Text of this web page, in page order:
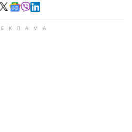
в Telegram
в Facebook
Читайте в X
Читайте в Google news
Читайте в Viber
Читайте в LinkedIn